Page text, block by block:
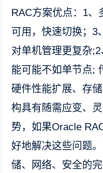
RAC方案优点：1、
可用，快速切换；3
对单机管理更复杂
能可能不如单节点;
硬件性能扩展、存
构具有随需应变、
势，如果Oracle
好地解决这些问题
储、网络、安全的